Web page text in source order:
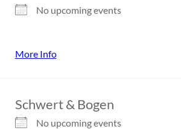
No upcoming events
More Info
Schwert & Bogen
No upcoming events